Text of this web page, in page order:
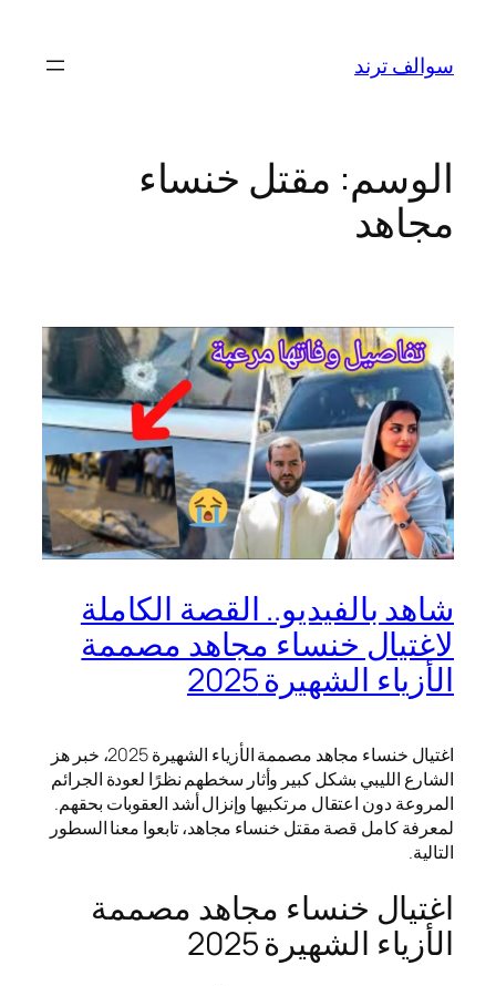
المحتوى
سوالف ترند
الوسم: مقتل خنساء
مجاهد
شاهد بالفيديو.. القصة الكاملة
لاغتيال خنساء مجاهد مصممة
الأزياء الشهيرة 2025
اغتيال خنساء مجاهد مصممة الأزياء الشهيرة 2025، خبر هز
الشارع الليبي بشكل كبير وأثار سخطهم نظرًا لعودة الجرائم
المروعة دون اعتقال مرتكبيها وإنزال أشد العقوبات بحقهم.
لمعرفة كامل قصة مقتل خنساء مجاهد، تابعوا معنا السطور
التالية.
اغتيال خنساء مجاهد مصممة
الأزياء الشهيرة 2025